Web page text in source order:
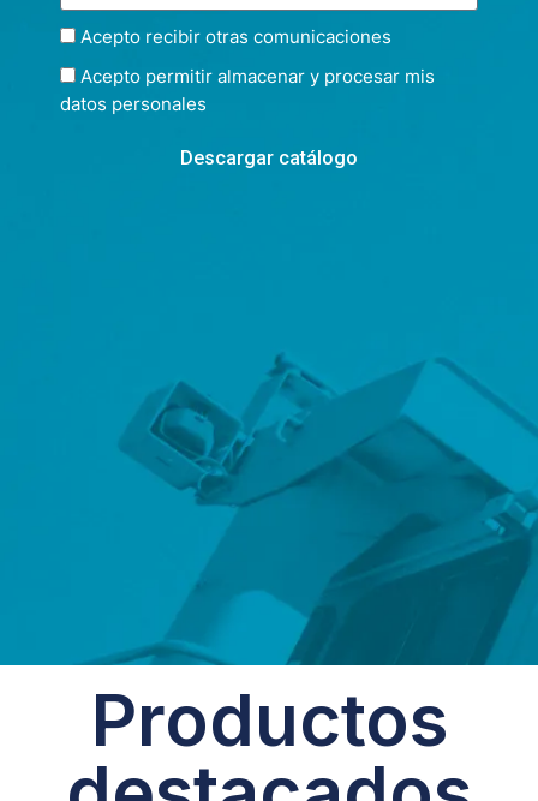
Acepto recibir otras comunicaciones
Acepto permitir almacenar y procesar mis
datos personales
Descargar catálogo
Productos